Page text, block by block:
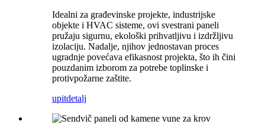
Idealni za građevinske projekte, industrijske
objekte i HVAC sisteme, ovi svestrani paneli
pružaju sigurnu, ekološki prihvatljivu i izdržljivu
izolaciju. Nadalje, njihov jednostavan proces
ugradnje povećava efikasnost projekta, što ih čini
pouzdanim izborom za potrebe toplinske i
protivpožarne zaštite.
upitdetalj